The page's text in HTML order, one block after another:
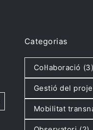
Categorias
Col·laboració (3)
Gestió del
Mobilitat